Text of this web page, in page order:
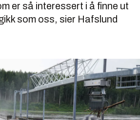
er så interessert i å finne ut
som oss, sier Hafslund